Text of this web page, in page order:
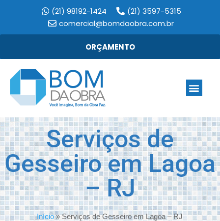
(21) 98192-1424
(21) 3597-5315
comercial@bomdaobra.com.br
ORÇAMENTO
Serviços de
Gesseiro em Lagoa
– RJ
Início»Serviços de Gesseiro em Lagoa – RJ